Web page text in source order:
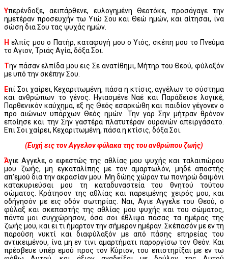
Υπερένδοξε, αειπάρθενε, ευλογημένη Θεοτόκε, προσάγαγε την
ημετέραν προσευχήν τω Υιώ Σου και Θεώ ημών, και αίτησαι, ίνα
σώση δια Σου τας ψυχάς ημών.
Η ελπίς μου ο Πατήρ, καταφυγή μου ο Υιός, σκέπη μου το Πνεύμα
το Αγιον, Τριάς Αγία, δόξα Σοι.
Την πάσαν ελπίδα μου εις Σε ανατίθημι, Μήτηρ του Θεού, φύλαξόν
με υπό την σκέπην Σου.
Επί Σοι χαίρει, Κεχαριτωμένη, πάσα η κτίσις, αγγέλων το σύστημα
και ανθρώπων το γένος. Ηγιασμένε Ναέ και Παράδεισε λογικέ,
Παρθενικόν καύχημα, εξ ης Θεός εσαρκώθη και παιδίον γέγονεν ο
προ αιώνων υπάρχων Θεός ημών. Την γαρ Σην μήτραν θρόνον
εποίησε και την Σην γαστέρα πλατυτέραν ουρανών απειργάσατο.
Επι Σοι χαίρει, Κεχαριτωμένη, πάσα η κτίσις, δόξα Σοι.
(Ευχή εις τον Αγγελον φύλακα της του ανθρώπου ζωής)
Άγιε Αγγελε, ο εφεστώς της αθλίας μου ψυχής και ταλαιπώρου
μου ζωής, μη εγκαταλίπης με τον αμαρτωλόν, μηδέ αποστής
απ'εμού δια την ακρασίαν μου. Μη δώης χώραν τω πονηρώ δαιμόνι
κατακυριεύσαι μου τη καταδυναστεία του θνητού τούτου
σώματος. Κράτησον της αθλίας και παρειμένης χειρός μου, και
οδήγησόν με εις οδόν σωτηρίας. Ναι, Αγιε Αγγελε του Θεού, ο
φύλαξ και σκεπαστής της αθλίας μου ψυχής και του σώματος,
πάντα μοι συγχώρησον, όσα σοι έθλιψα πάσας τα ημέρας της
ζωής μου, και ει τι ήμαρτον την σήμερον ημέραν. Σκέπασόν με εν τη
παρούση νυκτί και διαφύλαξόν με από πάσης επηρείας του
αντικειμένου, ίνα μη εν τινι αμαρτήματι παροργίσω τον Θεόν. Και
πρέσβευε υπέρ εμού προς τον Κύριον, του επιστηρίξαι με εν τω